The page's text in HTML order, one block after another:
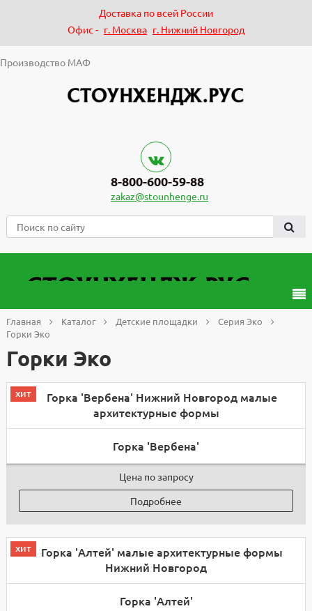
Доставка по всей России
Офис - г. Москва г. Нижний Новгород
Производство МАФ
8-800-600-59-88
zakaz@stounhenge.ru
Главная Каталог Детские площадки
Серия Эко
Горки Эко
Горки Эко
хит
Горка 'Вербена'
Цена по запросу
Подробнее
хит
Горка 'Алтей'